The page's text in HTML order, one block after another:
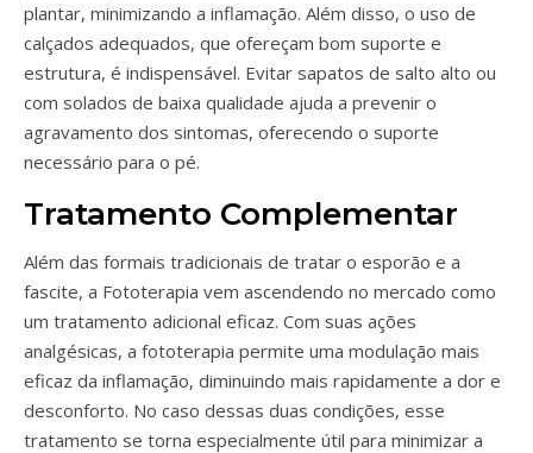
plantar, minimizando a inflamação. Além disso, o uso de
calçados adequados, que ofereçam bom suporte e
estrutura, é indispensável. Evitar sapatos de salto alto ou
com solados de baixa qualidade ajuda a prevenir o
agravamento dos sintomas, oferecendo o suporte
necessário para o pé.
Tratamento Complementar
Além das formais tradicionais de tratar o esporão e a
fascite, a Fototerapia vem ascendendo no mercado como
um tratamento adicional eficaz. Com suas ações
analgésicas, a fototerapia permite uma modulação mais
eficaz da inflamação, diminuindo mais rapidamente a dor e
desconforto. No caso dessas duas condições, esse
tratamento se torna especialmente útil para minimizar a